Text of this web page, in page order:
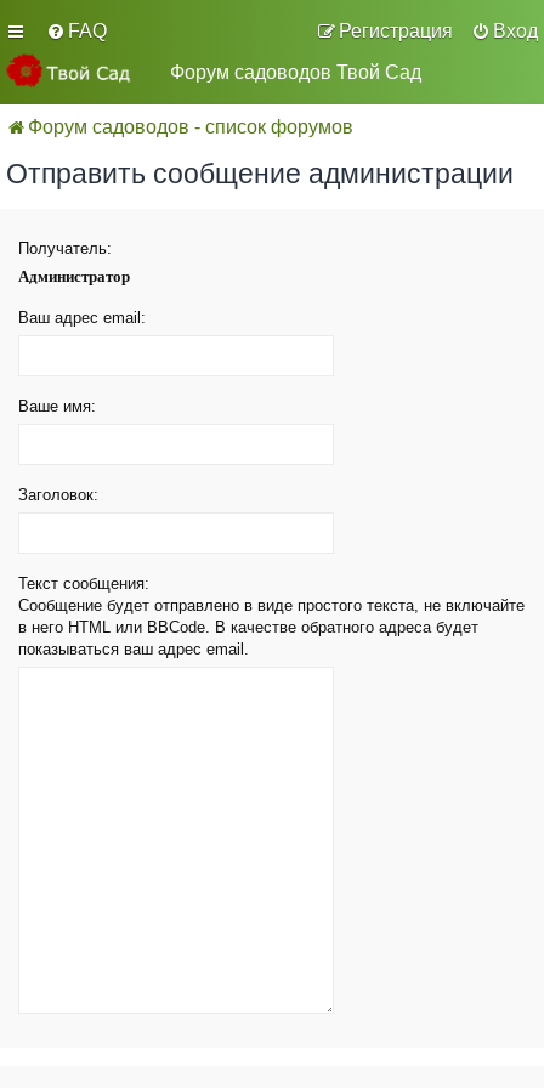
FAQ Вход
Регистрация
Форум садоводов Твой Сад
Форум садоводов - список форумов
Отправить сообщение администрации
Получатель:
Администратор
Ваш адрес email:
Ваше имя:
Заголовок:
Текст сообщения:
Сообщение будет отправлено в виде простого текста, не включайте
в него HTML или BBCode. В качестве обратного адреса будет
показываться ваш адрес email.